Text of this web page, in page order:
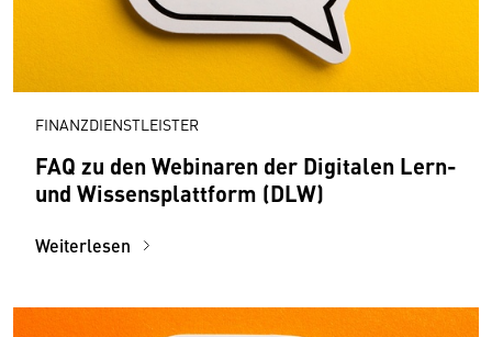
FINANZDIENSTLEISTER
FAQ zu den Webinaren der Digitalen Lern-
und Wissensplattform (DLW)
Weiterlesen